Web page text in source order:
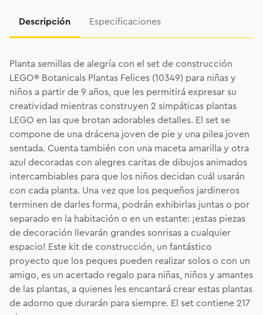
Descripción Especificaciones
Planta semillas de alegría con el set de construcción
LEGO® Botanicals Plantas Felices (10349) para niñas y
niños a partir de 9 años, que les permitirá expresar su
creatividad mientras construyen 2 simpáticas plantas
LEGO en las que brotan adorables detalles. El set se
compone de una drácena joven de pie y una pilea joven
sentada. Cuenta también con una maceta amarilla y otra
azul decoradas con alegres caritas de dibujos animados
intercambiables para que los niños decidan cuál usarán
con cada planta. Una vez que los pequeños jardineros
terminen de darles forma, podrán exhibirlas juntas o por
separado en la habitación o en un estante: ¡estas piezas
de decoración llevarán grandes sonrisas a cualquier
espacio! Este kit de construcción, un fantástico
proyecto que los peques pueden realizar solos o con un
amigo, es un acertado regalo para niñas, niños y amantes
de las plantas, a quienes les encantará crear estas plantas
de adorno que durarán para siempre. El set contiene 217